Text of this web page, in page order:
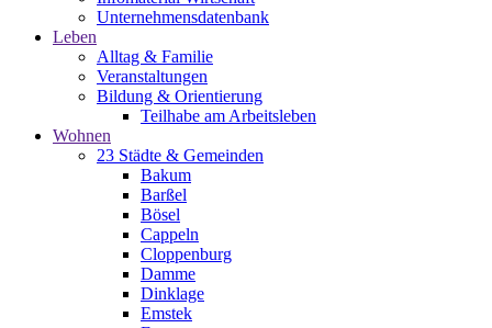
Unternehmensdatenbank
Leben
Alltag & Familie
Veranstaltungen
Bildung & Orientierung
Teilhabe am Arbeitsleben
Wohnen
23 Städte & Gemeinden
Bakum
Barßel
Bösel
Cappeln
Cloppenburg
Damme
Dinklage
Emstek